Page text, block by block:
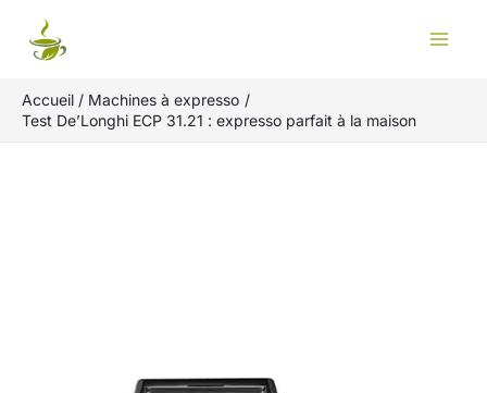
Accueil
Machines à expresso
Test De’Longhi ECP 31.21 : expresso parfait à la maison